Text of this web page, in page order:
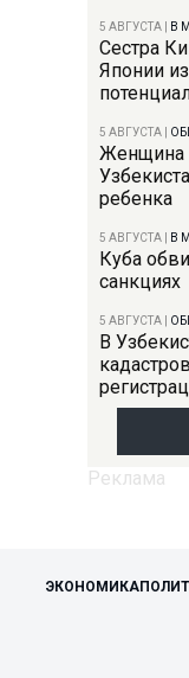
5 АВГУСТА В
Сестра
Японии
5 АВГУСТА
Женщина
ребенка
5 АВГУСТА В
Куба
санкциях
5 АВГУСТА
В
ЭКОНОМИКА